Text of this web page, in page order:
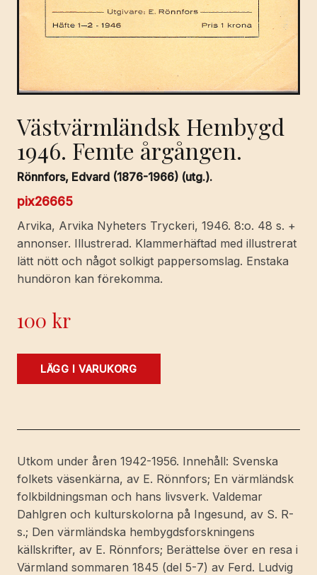
Västvärmländsk Hembygd
1946. Femte årgången.
Rönnfors, Edvard (1876-1966) (utg.).
pix26665
Arvika, Arvika Nyheters Tryckeri, 1946. 8:o. 48 s. +
annonser. Illustrerad. Klammerhäftad med illustrerat
lätt nött och något solkigt pappersomslag. Enstaka
hundöron kan förekomma.
100 kr
Västvärmländsk
årgången.
LÄGG I VARUKORG
Utkom under åren 1942-1956. Innehåll: Svenska
folkets väsenkärna, av E. Rönnfors; En värmländsk
folkbildningsman och hans livsverk. Valdemar
Dahlgren och kulturskolorna på Ingesund, av S. R-
s.; Den värmländska hembygdsforskningens
källskrifter, av E. Rönnfors; Berättelse över en resa i
Värmland sommaren 1845 (del 5-7) av Ferd. Ludvig